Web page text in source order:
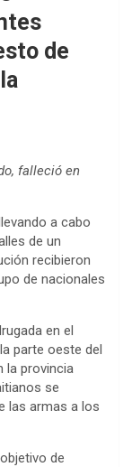
de
falleció en
a cabo
de un
recibieron
de nacionales
en el
parte oeste del
la provincia
se
las armas a los
de